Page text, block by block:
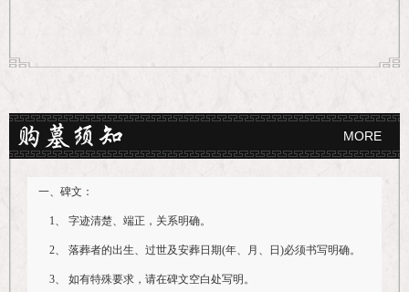
MORE
一、碑文：
1、 字迹清楚、端正，关系明确。
2、 落葬者的出生、过世及安葬日期(年、月、日)必须书写明确。
3、 如有特殊要求，请在碑文空白处写明。